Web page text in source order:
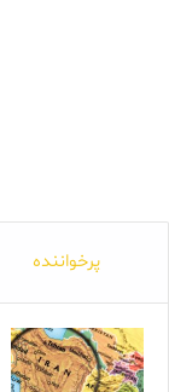
پرخواننده